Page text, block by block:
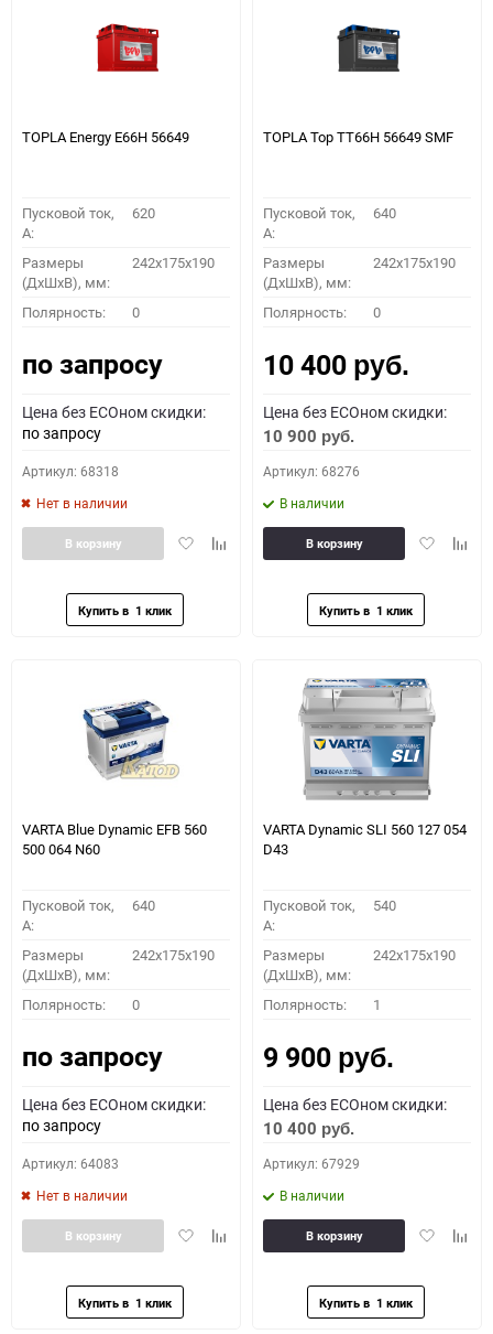
TOPLA Energy E66H 56649
Пусковой ток,
A:
620
Размеры
(ДхШхВ), мм:
242x175x190
Полярность: 0
по запросу
Цена без ECOном скидки:
по запросу
Артикул: 68318
Нет в наличии
ДобавитьДобавить
В корзину
TOPLA Top TT66H 56649 SMF
Пусковой ток,
A:
640
Размеры
(ДхШхВ), мм:
242x175x190
Полярность: 0
10 400 руб.
Цена без ECOном скидки:
10 900 руб.
Артикул: 68276
В наличии
Добавить
В корзину
VARTA Blue Dynamic EFB 560
500 064 N60
Пусковой ток,
A:
640
Размеры
(ДхШхВ), мм:
242x175x190
Полярность: 0
по запросу
Цена без ECOном скидки:
по запросу
Артикул: 64083
Нет в наличии
ДобавитьДобавить
В корзину
VARTA Dynamic SLI 560 127 054
D43
Пусковой ток,
A:
540
Размеры
(ДхШхВ), мм:
242x175x190
Полярность: 1
9 900 руб.
Цена без ECOном скидки:
10 400 руб.
Артикул: 67929
В наличии
Добавить
В корзину